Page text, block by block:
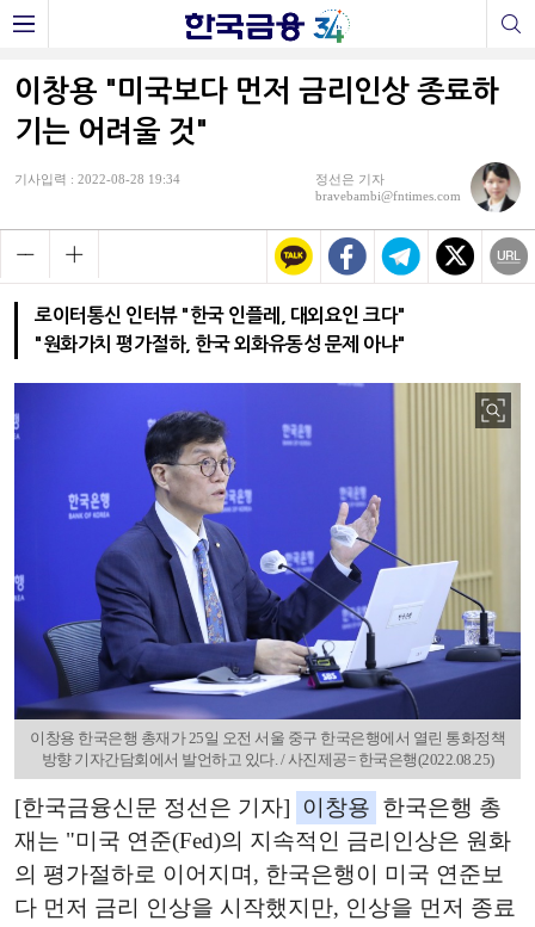
이창용 "미국보다 먼저 금리인상 종료하
기는 어려울 것"
기사입력 : 2022-08-28 19:34
정선은 기자
bravebambi@fntimes.com
로이터통신 인터뷰 "한국 인플레, 대외요인 크다"
"원화가치 평가절하, 한국 외화유동성 문제 아냐"
이창용 한국은행 총재가 25일 오전 서울 중구 한국은행에서 열린 통화정책
방향 기자간담회에서 발언하고 있다. / 사진제공= 한국은행(2022.08.25)
[한국금융신문 정선은 기자] 이창용 한국은행 총
재는 "미국 연준(Fed)의 지속적인 금리인상은 원화
의 평가절하로 이어지며, 한국은행이 미국 연준보
다 먼저 금리 인상을 시작했지만, 인상을 먼저 종료